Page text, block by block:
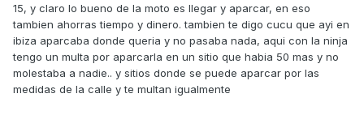
15, y claro lo bueno de la moto es llegar y aparcar, en eso
tambien ahorras tiempo y dinero. tambien te digo cucu que ayi en
ibiza aparcaba donde queria y no pasaba nada, aqui con la ninja
tengo un multa por aparcarla en un sitio que habia 50 mas y no
molestaba a nadie.. y sitios donde se puede aparcar por las
medidas de la calle y te multan igualmente